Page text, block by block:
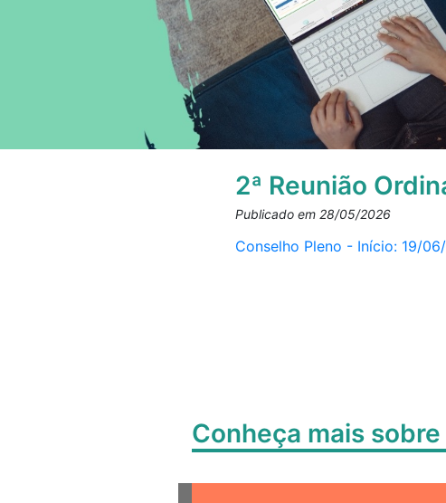
2ª Reunião
Publicado em 28/05/2026
Conselho Pleno - Início: 19/
Conheça mais sobre